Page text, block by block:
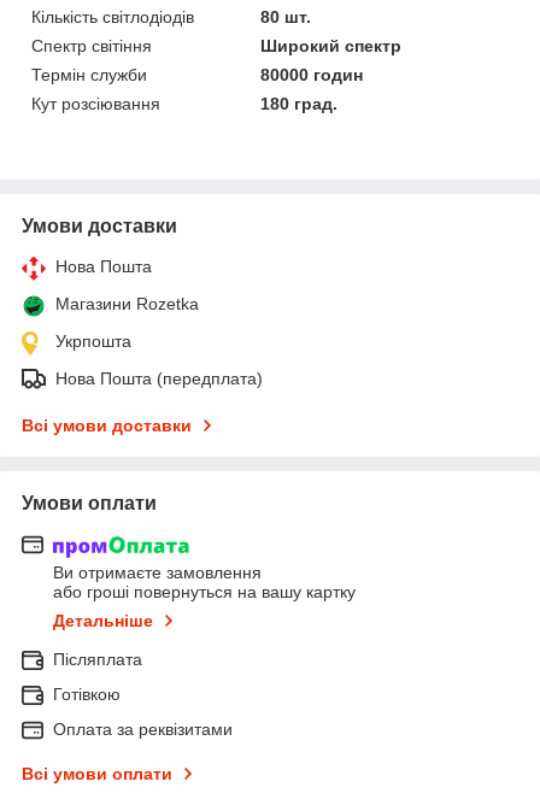
Кількість світлодіодів
80 шт.
Спектр світіння
Широкий спектр
Термін служби
80000 годин
Кут розсіювання
180 град.
Умови доставки
Нова Пошта
Магазини Rozetka
Укрпошта
Нова Пошта (передплата)
Всі умови доставки
Умови оплати
Ви отримаєте замовлення
або гроші повернуться на вашу картку
Детальніше
Післяплата
Готівкою
Оплата за реквізитами
Всі умови оплати